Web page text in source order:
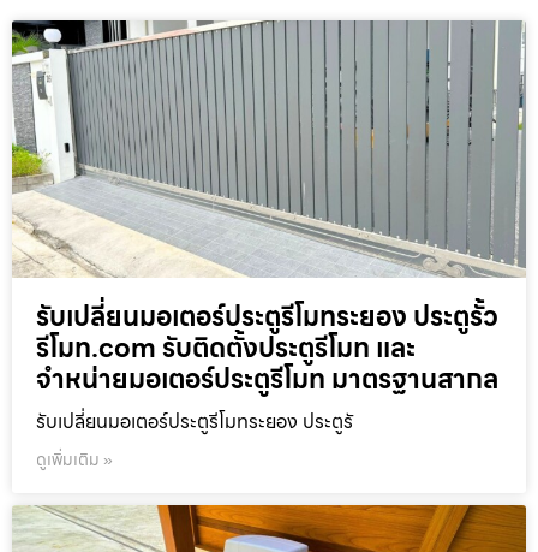
รับเปลี่ยนมอเตอร์ประตูรีโมทระยอง ประตูรั้ว
รีโมท.com รับติดตั้งประตูรีโมท และ
จำหน่ายมอเตอร์ประตูรีโมท มาตรฐานสากล
รับเปลี่ยนมอเตอร์ประตูรีโมทระยอง ประตูรั
ดูเพิ่มเติม »